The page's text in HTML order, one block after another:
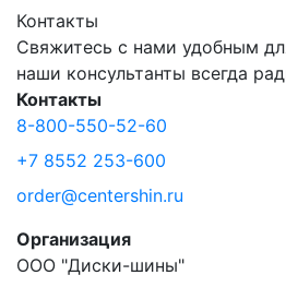
Контакты
Свяжитесь с нами удобным
наши консультанты всегда
Контакты
8-800-550-52-60
+7 8552 253-600
order@centershin.ru
Организация
ООО "Диски-шины"